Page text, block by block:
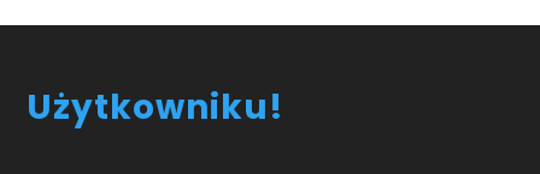
Użytkowniku!